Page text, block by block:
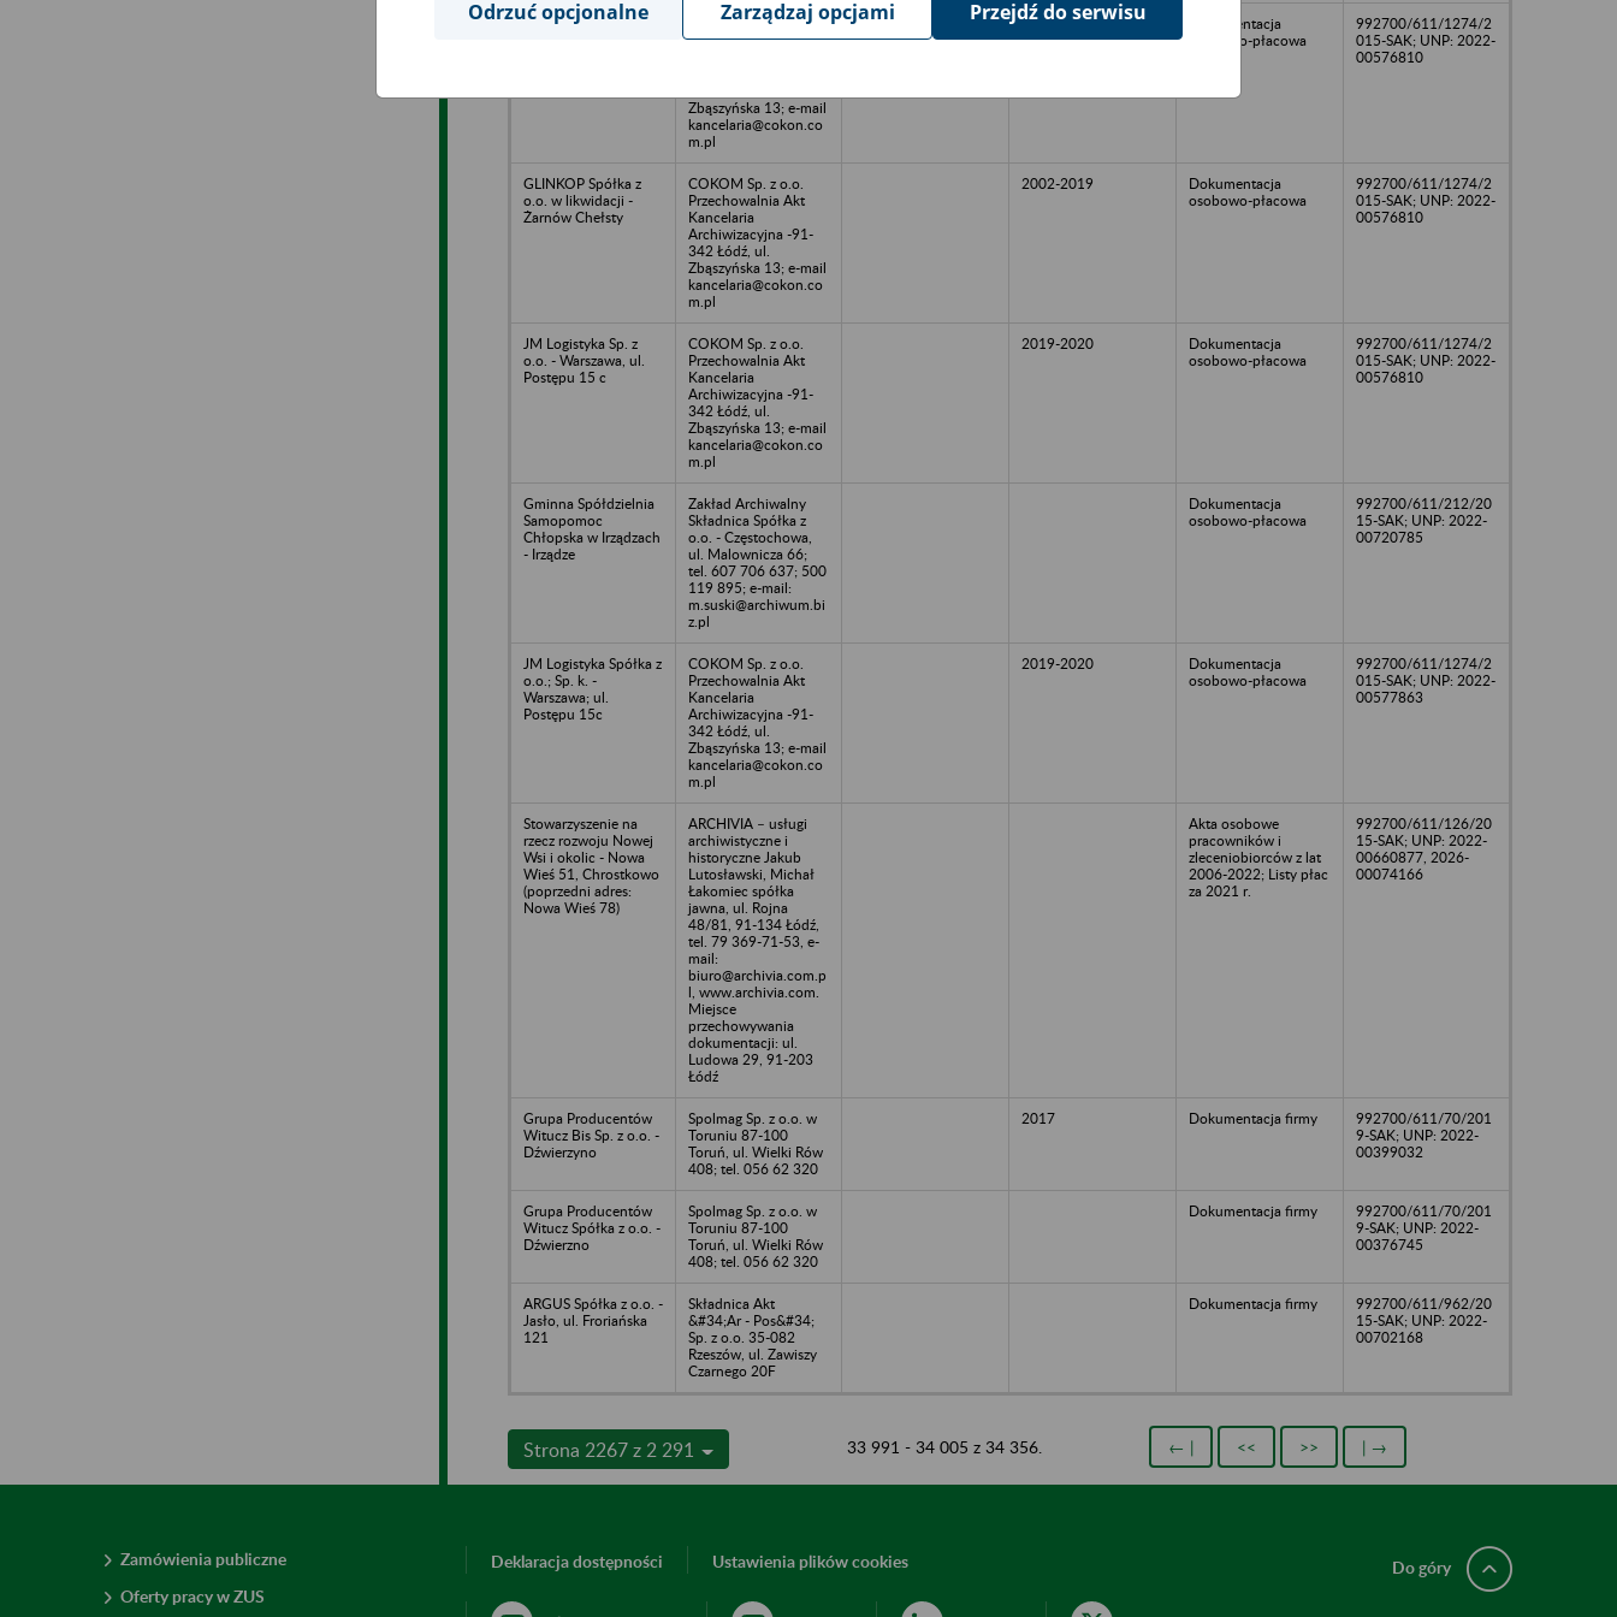
Rolnicza Spółdzielnia
COKOM Sp. z o.o.
Przechowalnia Akt
Zbąszyńska 13; e-mail
kancelaria@cokon.co
m.pl
Dokumentacja
osobowo-płacowa
992700/611/1274/2
015-SAK; UNP: 2022-
00576810
GLINKOP Spółka z
o.o. w likwidacji -
Żarnów Chełsty
COKOM Sp. z o.o.
Przechowalnia Akt
Kancelaria
Archiwizacyjna -91-
342 Łódź, ul.
Zbąszyńska 13; e-mail
kancelaria@cokon.co
m.pl
2002-2019
Dokumentacja
osobowo-płacowa
992700/611/1274/2
015-SAK; UNP: 2022-
00576810
JM Logistyka Sp. z
o.o. - Warszawa, ul.
Postępu 15 c
COKOM Sp. z o.o.
Przechowalnia Akt
Kancelaria
Archiwizacyjna -91-
342 Łódź, ul.
Zbąszyńska 13; e-mail
kancelaria@cokon.co
m.pl
2019-2020
Dokumentacja
osobowo-płacowa
992700/611/1274/2
015-SAK; UNP: 2022-
00576810
Gminna Spółdzielnia
Samopomoc
Chłopska w Irządzach
- Irządze
Zakład Archiwalny
Składnica Spółka z
o.o. - Częstochowa,
ul. Malownicza 66;
tel. 607 706 637; 500
119 895; e-mail:
m.suski@archiwum.bi
z.pl
Dokumentacja
osobowo-płacowa
992700/611/212/20
15-SAK; UNP: 2022-
00720785
JM Logistyka Spółka z
o.o.; Sp. k. -
Warszawa; ul.
Postępu 15c
COKOM Sp. z o.o.
Przechowalnia Akt
Kancelaria
Archiwizacyjna -91-
342 Łódź, ul.
Zbąszyńska 13; e-mail
kancelaria@cokon.co
m.pl
2019-2020
Dokumentacja
osobowo-płacowa
992700/611/1274/2
015-SAK; UNP: 2022-
00577863
Stowarzyszenie na
rzecz rozwoju Nowej
Wsi i okolic - Nowa
Wieś 51, Chrostkowo
(poprzedni adres:
Nowa Wieś 78)
ARCHIVIA – usługi
archiwistyczne i
historyczne Jakub
Lutosławski, Michał
Łakomiec spółka
jawna, ul. Rojna
48/81, 91-134 Łódź,
tel. 79 369-71-53, e-
mail:
biuro@archivia.com.p
l, www.archivia.com.
Miejsce
przechowywania
dokumentacji: ul.
Ludowa 29, 91-203
Łódź
Akta osobowe
pracowników i
zleceniobiorców z lat
2006-2022; Listy płac
za 2021 r.
992700/611/126/20
15-SAK; UNP: 2022-
00660877, 2026-
00074166
Grupa Producentów
Witucz Bis Sp. z o.o. -
Dźwierzyno
Spolmag Sp. z o.o. w
Toruniu 87-100
Toruń, ul. Wielki Rów
408; tel. 056 62 320
2017 Dokumentacja firmy
992700/611/70/201
9-SAK; UNP: 2022-
00399032
Grupa Producentów
Witucz Spółka z o.o. -
Dźwierzno
Spolmag Sp. z o.o. w
Toruniu 87-100
Toruń, ul. Wielki Rów
408; tel. 056 62 320
Dokumentacja firmy
992700/611/70/201
9-SAK; UNP: 2022-
00376745
ARGUS Spółka z o.o. -
Jasło, ul. Froriańska
121
Składnica Akt
&#34;Ar - Pos&#34;
Sp. z o.o. 35-082
Rzeszów, ul. Zawiszy
Czarnego 20F
Dokumentacja firmy
992700/611/962/20
15-SAK; UNP: 2022-
00702168
Strona 2267 z 2 291 33 991 - 34 005 z 34 356. ← | << >> | →
Zamówienia publiczne
Oferty pracy w ZUS
Deklaracja dostępności Ustawienia plików cookies Do góry
Odrzuć opcjonalne Zarządzaj opcjami Przejdź do serwisu